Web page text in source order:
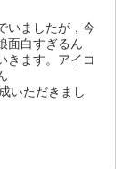
いましたが，今
面白すぎるん
きます。アイコ
いただきまし